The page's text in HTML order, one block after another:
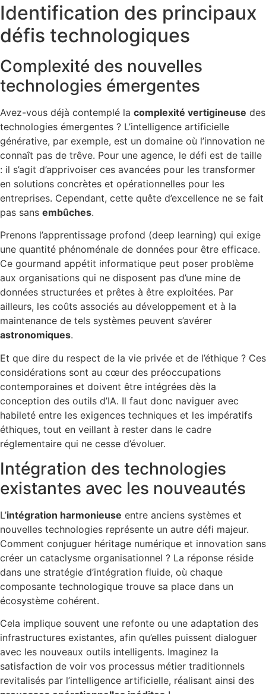
Identification des principaux
défis technologiques
Complexité des nouvelles
technologies émergentes
Avez-vous déjà contemplé la complexité vertigineuse des
technologies émergentes ? L’intelligence artificielle
générative, par exemple, est un domaine où l’innovation ne
connaît pas de trêve. Pour une agence, le défi est de taille
: il s’agit d’apprivoiser ces avancées pour les transformer
en solutions concrètes et opérationnelles pour les
entreprises. Cependant, cette quête d’excellence ne se fait
pas sans embûches.
Prenons l’apprentissage profond (deep learning) qui exige
une quantité phénoménale de données pour être efficace.
Ce gourmand appétit informatique peut poser problème
aux organisations qui ne disposent pas d’une mine de
données structurées et prêtes à être exploitées. Par
ailleurs, les coûts associés au développement et à la
maintenance de tels systèmes peuvent s’avérer
astronomiques.
Et que dire du respect de la vie privée et de l’éthique ? Ces
considérations sont au cœur des préoccupations
contemporaines et doivent être intégrées dès la
conception des outils d’IA. Il faut donc naviguer avec
habileté entre les exigences techniques et les impératifs
éthiques, tout en veillant à rester dans le cadre
réglementaire qui ne cesse d’évoluer.
Intégration des technologies
existantes avec les nouveautés
L’intégration harmonieuse entre anciens systèmes et
nouvelles technologies représente un autre défi majeur.
Comment conjuguer héritage numérique et innovation sans
créer un cataclysme organisationnel ? La réponse réside
dans une stratégie d’intégration fluide, où chaque
composante technologique trouve sa place dans un
écosystème cohérent.
Cela implique souvent une refonte ou une adaptation des
infrastructures existantes, afin qu’elles puissent dialoguer
avec les nouveaux outils intelligents. Imaginez la
satisfaction de voir vos processus métier traditionnels
revitalisés par l’intelligence artificielle, réalisant ainsi des